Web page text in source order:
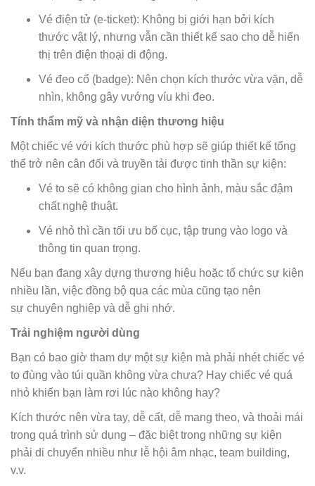
Vé điện tử (e-ticket): Không bị giới hạn bởi kích
thước vật lý, nhưng vẫn cần thiết kế sao cho dễ hiển
thị trên điện thoại di động.
Vé đeo cổ (badge): Nên chọn kích thước vừa vặn, dễ
nhìn, không gây vướng víu khi đeo.
Tính thẩm mỹ và nhận diện thương hiệu
Một chiếc vé với kích thước phù hợp sẽ giúp thiết kế tổng
thể trở nên cân đối và truyền tải được tinh thần sự kiện:
Vé to sẽ có không gian cho hình ảnh, màu sắc đậm
chất nghệ thuật.
Vé nhỏ thì cần tối ưu bố cục, tập trung vào logo và
thông tin quan trọng.
Nếu bạn đang xây dựng thương hiệu hoặc tổ chức sự kiện
nhiều lần, việc đồng bộ qua các mùa cũng tạo nên
sự chuyên nghiệp và dễ ghi nhớ.
Trải nghiệm người dùng
Bạn có bao giờ tham dự một sự kiện mà phải nhét chiếc vé
to đùng vào túi quần không vừa chưa? Hay chiếc vé quá
nhỏ khiến bạn làm rơi lúc nào không hay?
Kích thước nên vừa tay, dễ cất, dễ mang theo, và thoải mái
trong quá trình sử dụng – đặc biệt trong những sự kiện
phải di chuyển nhiều như lễ hội âm nhạc, team building,
v.v.